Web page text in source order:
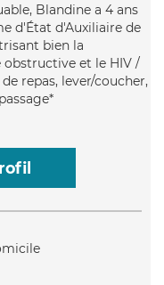
Blandine a 4 ans
d'État d'Auxiliaire de
bien la
et le HIV /
repas, lever/coucher,